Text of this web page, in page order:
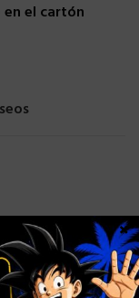
el cartón
0,1 kg
×